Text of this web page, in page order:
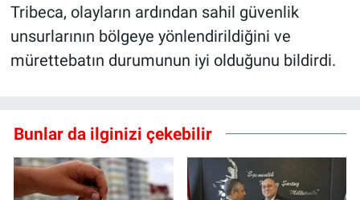
Tribeca, olayların ardından sahil güvenlik
unsurlarının bölgeye yönlendirildiğini ve
mürettebatın durumunun iyi olduğunu bildirdi.
Bunlar da ilginizi çekebilir